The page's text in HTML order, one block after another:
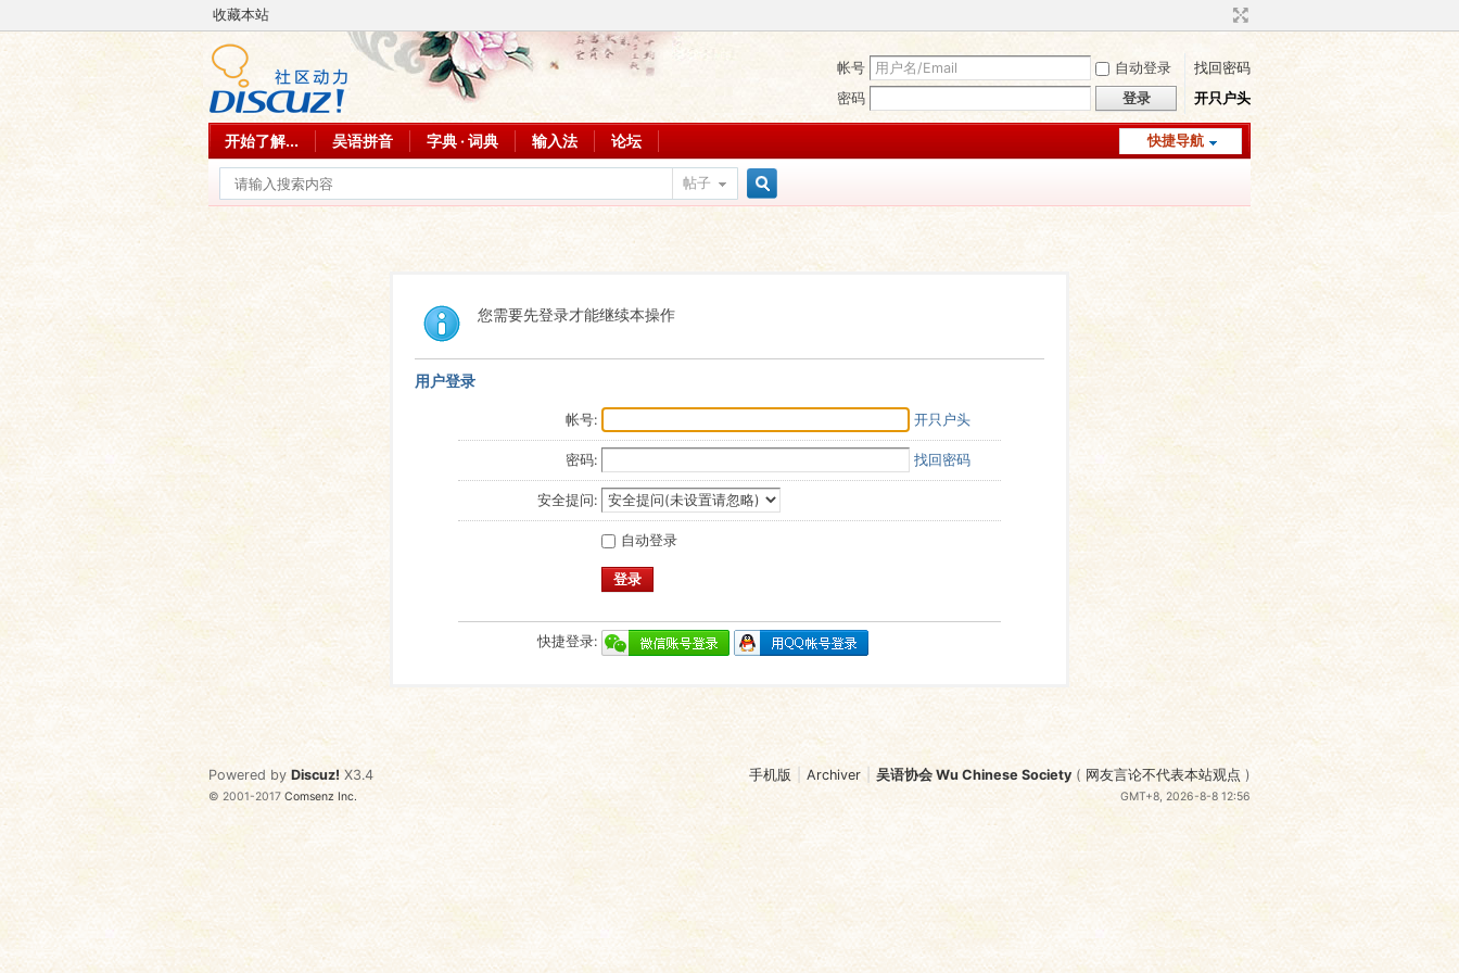
收藏本站
帐号 自动登录
找回密码
密码
登录 开只户头
快捷导航
开始了解... 吴语拼音 字典 · 词典 输入法 论坛
帖子
您需要先登录才能继续本操作
用户登录
帐号: 开只户头
密码: 找回密码
安全提问:
自动登录
登录
快捷登录:
手机版 Archiver 吴语协会 Wu Chinese Society ( 网友言论不代表本站观点 )
GMT+8, 2026-8-8 12:56
Powered by Discuz! X3.4
© 2001-2017Comsenz Inc.